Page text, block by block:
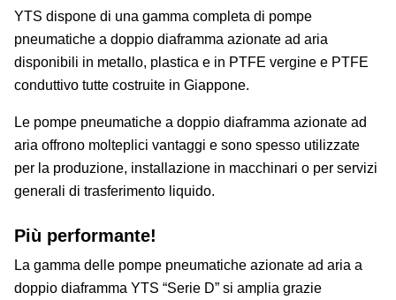
YTS dispone di una gamma completa di pompe
pneumatiche a doppio diaframma azionate ad aria
disponibili in metallo, plastica e in PTFE vergine e PTFE
conduttivo tutte costruite in Giappone.
Le pompe pneumatiche a doppio diaframma azionate ad
aria offrono molteplici vantaggi e sono spesso utilizzate
per la produzione, installazione in macchinari o per servizi
generali di trasferimento liquido.
Più performante!
La gamma delle pompe pneumatiche azionate ad aria a
doppio diaframma YTS “Serie D” si amplia grazie